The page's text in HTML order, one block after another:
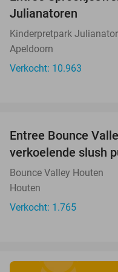
Julianatoren
Kinderpretpark
Apeldoorn
Verkocht: 10.963
Entree Bounce
verkoelende slush
Bounce Valley Houten
Houten
Verkocht: 1.765